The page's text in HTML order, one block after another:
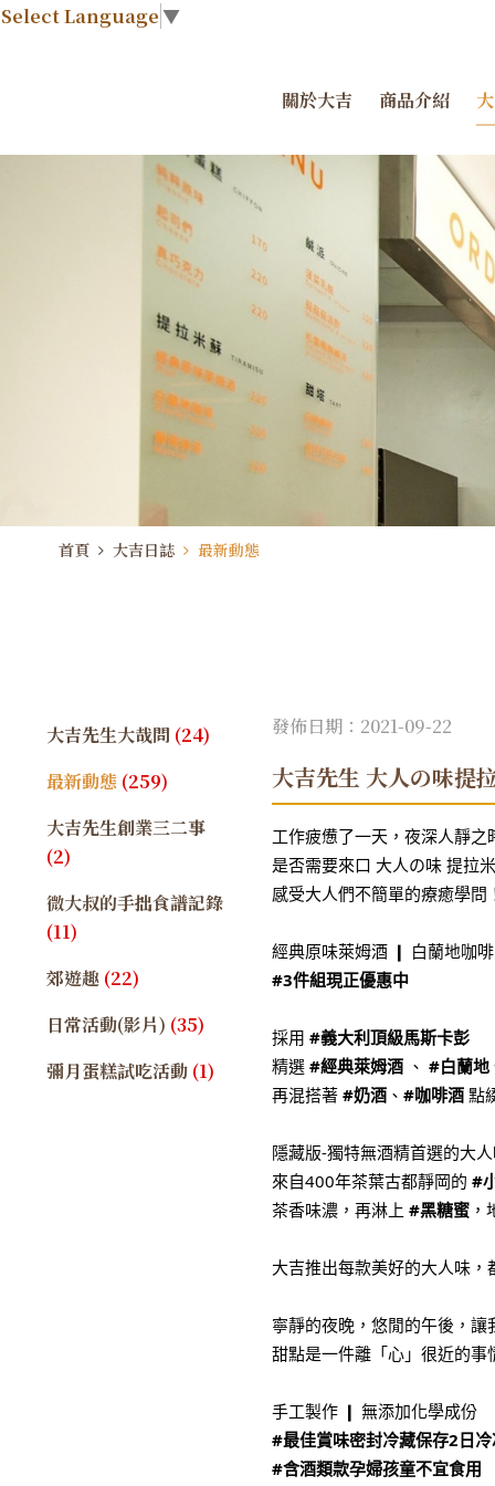
Select Language▼
關於大吉 商品介紹
首頁 大吉日誌 最新動態
大吉先生大哉問 (24)
最新動態 (259)
大吉先生創業三二事
(2)
微大叔的手拙食譜記錄
(11)
郊遊趣 (22)
日常活動(影片) (35)
彌月蛋糕試吃活動 (1)
發佈日期：2021-09-22
大吉先生 大人の味提
工作疲憊了一天，夜深人靜之
是否需要來口 大人の味 提拉
感受大人們不簡單的療癒學問
經典原味萊姆酒 ❙ 白蘭地咖
#3件組現正優惠中
採用 #義大利頂級馬斯卡彭
精選 #經典萊姆酒、 #白蘭地
再混搭著 #奶酒、 #咖啡酒點
隱藏版-獨特無酒精首選的大
來自400年茶葉古都靜岡的 #
茶香味濃，再淋上 #黑糖蜜，
大吉推出每款美好的大人味，
寧靜的夜晚，悠閒的午後，讓
甜點是一件離「心」很近的事
手工製作 ❙ 無添加化學成份
#最佳賞味密封冷藏保存2日
#含酒類款孕婦孩童不宜食用